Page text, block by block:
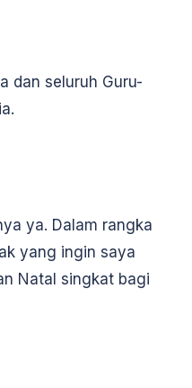
dan seluruh Guru-
ya. Dalam rangka
yang ingin saya
Natal singkat bagi